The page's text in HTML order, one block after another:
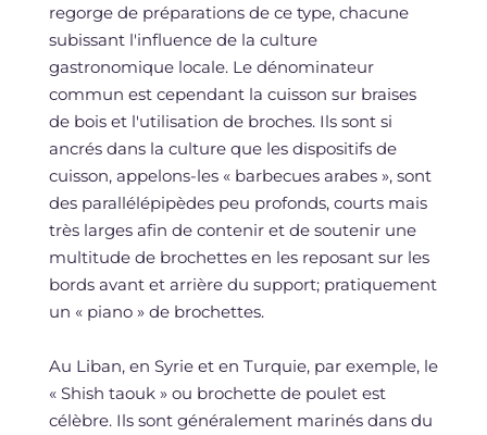
regorge de préparations de ce type, chacune
subissant l'influence de la culture
gastronomique locale. Le dénominateur
commun est cependant la cuisson sur braises
de bois et l'utilisation de broches. Ils sont si
ancrés dans la culture que les dispositifs de
cuisson, appelons-les « barbecues arabes », sont
des parallélépipèdes peu profonds, courts mais
très larges afin de contenir et de soutenir une
multitude de brochettes en les reposant sur les
bords avant et arrière du support; pratiquement
un « piano » de brochettes.
Au Liban, en Syrie et en Turquie, par exemple, le
« Shish taouk » ou brochette de poulet est
célèbre. Ils sont généralement marinés dans du